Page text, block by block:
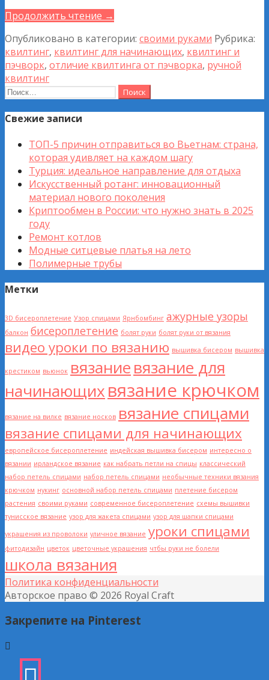
Продолжить чтение →
Опубликовано в категории: своими руками Рубрика:
квилтинг, квилтинг для начинающих, квилтинг и
пэчворк, отличие квилтинга от пэчворка, ручной
квилтинг
Найти:
Свежие записи
ТОП-5 причин отправиться во Вьетнам: страна,
которая удивляет на каждом шагу
Турция: идеальное направление для отдыха
Искусственный ротанг: инновационный
материал нового поколения
Криптообмен в России: что нужно знать в 2025
году
Ремонт котлов
Модные ситцевые платья на лето
Полимерные трубы
Метки
3D бисероплетение Узор спицами Ярнбомбинг ажурные узоры
балкон бисероплетение болят руки болят руки от вязания
видео уроки по вязанию вышивка бисером вышивка
крестиком вьюнок вязаниевязание для
начинающихвязание крючком
вязание на вилке вязание носков вязание спицами
вязание спицами для начинающих
европейское бисероплетение индейская вышивка бисером интересно о
вязании ирландское вязание как набрать петли на спицы классический
набор петель спицами набор петель спицами необычные техники вязания
крючком нукинг основной набор петель спицами плетение бисером
растения своими руками современное бисероплетение схемы вышивки
тунисское вязание узор для жакета спицами узор для шапки спицами
украшения из проволоки уличное вязание уроки спицами
фитодизайн цветок цветочные украшения чтбы руки не болели
школа вязания
Политика конфиденциальности
Авторское право © 2026 Royal Craft
Закрепите на Pinterest